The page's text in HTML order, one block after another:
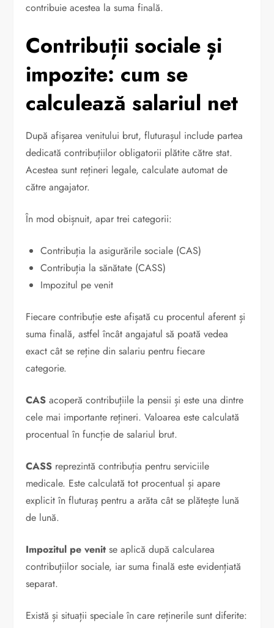
contribuie acestea la suma finală.
Contribuții sociale și
impozite: cum se
calculează salariul net
După afișarea venitului brut, fluturașul include partea
dedicată contribuțiilor obligatorii plătite către stat.
Acestea sunt rețineri legale, calculate automat de
către angajator.
În mod obișnuit, apar trei categorii:
Contribuția la asigurările sociale (CAS)
Contribuția la sănătate (CASS)
Impozitul pe venit
Fiecare contribuție este afișată cu procentul aferent și
suma finală, astfel încât angajatul să poată vedea
exact cât se reține din salariu pentru fiecare
categorie.
CAS acoperă contribuțiile la pensii și este una dintre
cele mai importante rețineri. Valoarea este calculată
procentual în funcție de salariul brut.
CASS reprezintă contribuția pentru serviciile
medicale. Este calculată tot procentual și apare
explicit în fluturaș pentru a arăta cât se plătește lună
de lună.
Impozitul pe venit se aplică după calcularea
contribuțiilor sociale, iar suma finală este evidențiată
separat.
Există și situații speciale în care reținerile sunt diferite: